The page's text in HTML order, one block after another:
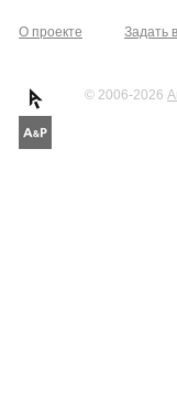
О проекте Задать
© 2006-2026